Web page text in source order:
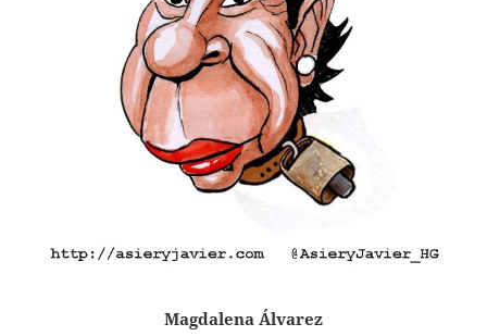
Magdalena Álvarez